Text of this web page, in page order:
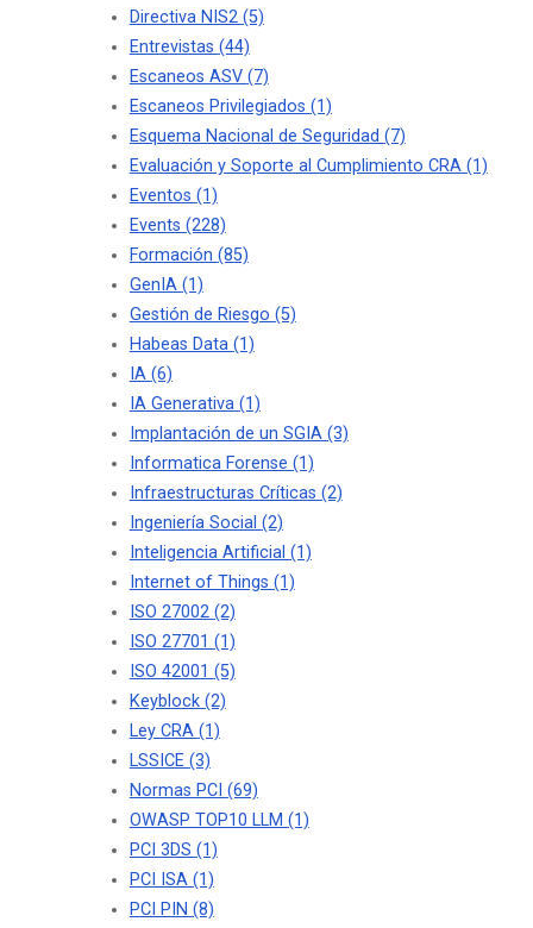
Directiva NIS2 (5)
Entrevistas (44)
Escaneos ASV (7)
Escaneos Privilegiados (1)
Esquema Nacional de Seguridad (7)
Evaluación y Soporte al Cumplimiento CRA (1)
Eventos (1)
Events (228)
Formación (85)
GenIA (1)
Gestión de Riesgo (5)
Habeas Data (1)
IA (6)
IA Generativa (1)
Implantación de un SGIA (3)
Informatica Forense (1)
Infraestructuras Críticas (2)
Ingeniería Social (2)
Inteligencia Artificial (1)
Internet of Things (1)
ISO 27002 (2)
ISO 27701 (1)
ISO 42001 (5)
Keyblock (2)
Ley CRA (1)
LSSICE (3)
Normas PCI (69)
OWASP TOP10 LLM (1)
PCI 3DS (1)
PCI ISA (1)
PCI PIN (8)